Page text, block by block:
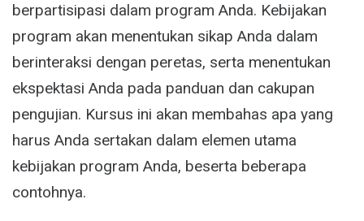
berpartisipasi dalam program Anda. Kebijakan
program akan menentukan sikap Anda dalam
berinteraksi dengan peretas, serta menentukan
ekspektasi Anda pada panduan dan cakupan
pengujian. Kursus ini akan membahas apa yang
harus Anda sertakan dalam elemen utama
kebijakan program Anda, beserta beberapa
contohnya.